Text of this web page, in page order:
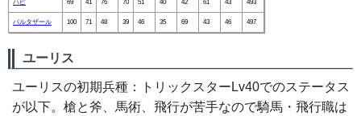
ハピ 69 41 76 70 51 40 42 61 43 493
バルタザール 100 71 48 39 46 35 69 43 46 497
ユーリス
ユーリスの初期兵種：トリックスターLv40でのステータス
が以下。槍と斧、馬術、飛行が苦手なので騎馬・飛行職は